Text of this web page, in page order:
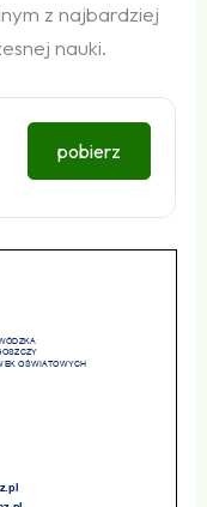
z najbardziej
nauki.
pobierz